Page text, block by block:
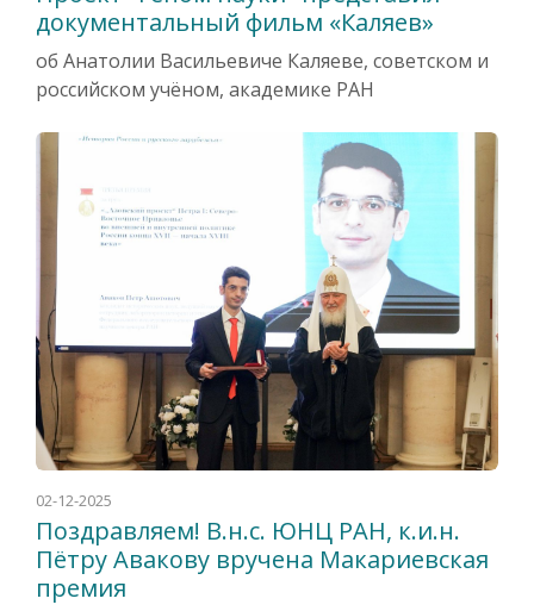
документальный фильм «Каляев»
об Анатолии Васильевиче Каляеве, советском и
российском учёном, академике РАН
02-12-2025
Поздравляем! В.н.с. ЮНЦ РАН, к.и.н.
Пётру Авакову вручена Макариевская
премия